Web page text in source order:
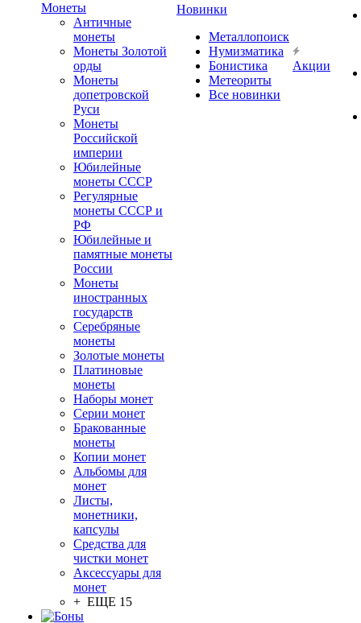
Монеты
Античные
монеты
Монеты Золотой
орды
Монеты
допетровской
Руси
Монеты
Российской
империи
Юбилейные
монеты СССР
Регулярные
монеты СССР и
РФ
Юбилейные и
памятные монеты
России
Монеты
иностранных
государств
Серебряные
монеты
Золотые монеты
Платиновые
монеты
Наборы монет
Серии монет
Бракованные
монеты
Копии монет
Альбомы для
монет
Листы,
монетники,
капсулы
Средства для
чистки монет
Аксессуары для
монет
+ ЕЩЕ 15
Новинки
Металлопоиск
Нумизматика
Бонистика
Метеориты
Все новинки
Акции